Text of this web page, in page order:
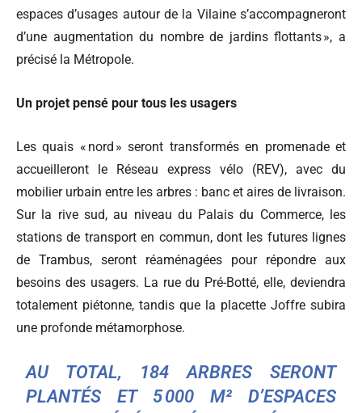
espaces d’usages autour de la Vilaine s’accompagneront
d’une augmentation du nombre de jardins flottants », a
précisé la Métropole.
Un projet pensé pour tous les usagers
Les quais « nord » seront transformés en promenade et
accueilleront le Réseau express vélo (REV), avec du
mobilier urbain entre les arbres : banc et aires de livraison.
Sur la rive sud, au niveau du Palais du Commerce, les
stations de transport en commun, dont les futures lignes
de Trambus, seront réaménagées pour répondre aux
besoins des usagers. La rue du Pré-Botté, elle, deviendra
totalement piétonne, tandis que la placette Joffre subira
une profonde métamorphose.
AU TOTAL, 184 ARBRES SERONT
PLANTÉS ET 5 000 M² D’ESPACES